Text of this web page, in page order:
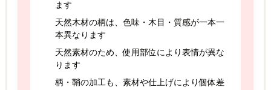
ます
天然木材の柄は、色味・木目・質感が一本一
本異なります
天然素材のため、使用部位により表情が異な
ります
柄・鞘の加工も、素材や仕上げにより個体差